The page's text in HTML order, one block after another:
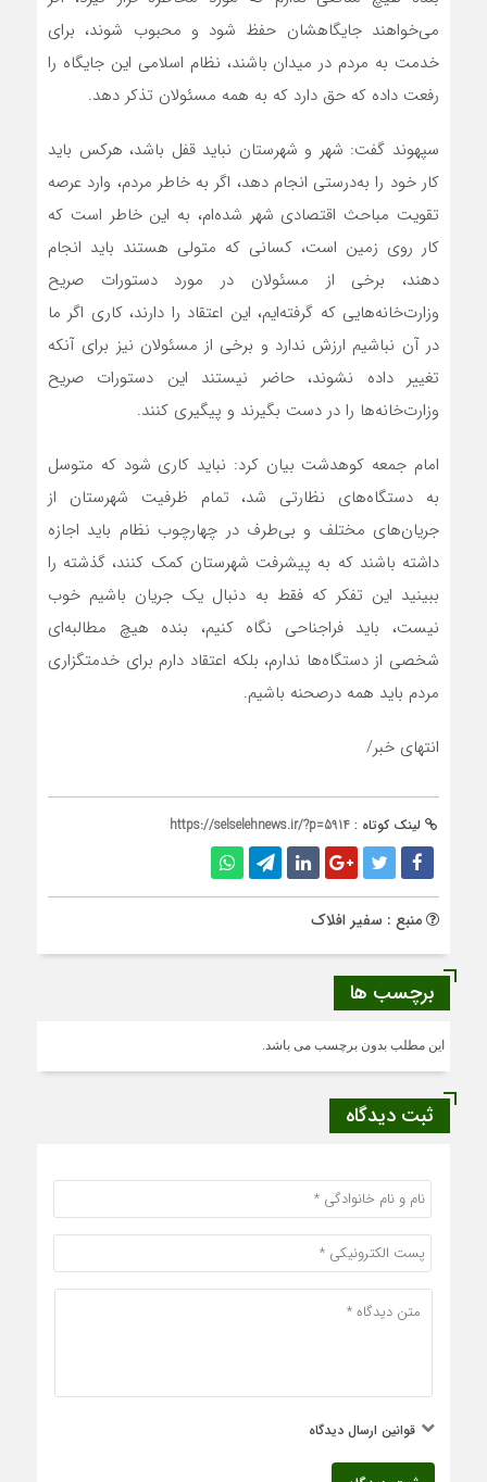
می‌خواهند جایگاهشان حفظ شود و محبوب شوند، برای
خدمت به مردم در میدان باشند، نظام اسلامی این جایگاه را
رفعت داده که حق دارد که به همه مسئولان تذکر دهد.
سپهوند گفت: شهر و شهرستان نباید قفل باشد، هرکس باید
کار خود را به‌درستی انجام دهد، اگر به خاطر مردم، وارد عرصه
تقویت مباحث اقتصادی شهر شده‌ام، به این خاطر است که
کار روی زمین است، کسانی که متولی هستند باید انجام
دهند، برخی از مسئولان در مورد دستورات صریح
وزارت‌خانه‌هایی که گرفته‌ایم، این اعتقاد را دارند، کاری اگر ما
در آن نباشیم ارزش ندارد و برخی از مسئولان نیز برای آنکه
تغییر داده نشوند، حاضر نیستند این دستورات صریح
وزارت‌خانه‌ها را در دست بگیرند و پیگیری کنند.
امام جمعه کوهدشت بیان کرد: نباید کاری شود که متوسل
به دستگاه‌های نظارتی شد، تمام ظرفیت شهرستان از
جریان‌های مختلف و بی‌طرف در چهارچوب نظام باید اجازه
داشته باشند که به پیشرفت شهرستان کمک کنند، گذشته را
ببینید این تفکر که فقط به دنبال یک جریان باشیم خوب
نیست، باید فراجناحی نگاه کنیم، بنده هیچ مطالبه‌ای
شخصی از دستگاه‌ها ندارم، بلکه اعتقاد دارم برای خدمتگزاری
مردم باید همه درصحنه باشیم.
انتهای خبر/
لینک کوتاه : https://selselehnews.ir/?p=5914
منبع : سفیر افلاک
برچسب ها
این مطلب بدون برچسب می باشد.
ثبت دیدگاه
قوانین ارسال دیدگاه